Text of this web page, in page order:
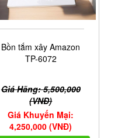
Bồn tắm xây Amazon
TP-6072
Giá Hãng: 5,500,000
(VNĐ)
Giá Khuyến Mại:
4,250,000 (VNĐ)